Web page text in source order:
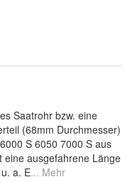
Saatrohr bzw. eine
(68mm Durchmesser)
S 6050 7000 S aus
eine ausgefahrene Länge
a. E... Mehr